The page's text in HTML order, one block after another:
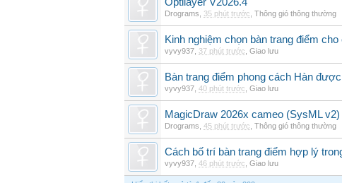
Drograms 35 phút trước Thông gió thông thường
Kinh nghiệm chọn bàn trang điểm
vyvy937 37 phút trước Giao lưu
Bàn trang điểm phong cách Hàn
vyvy937 40 phút trước Giao lưu
MagicDraw 2026x cameo (SysML v2)
Drograms 45 phút trước Thông gió thông thường
Cách bố trí bàn trang điểm hợp lý
vyvy937 46 phút trước Giao lưu